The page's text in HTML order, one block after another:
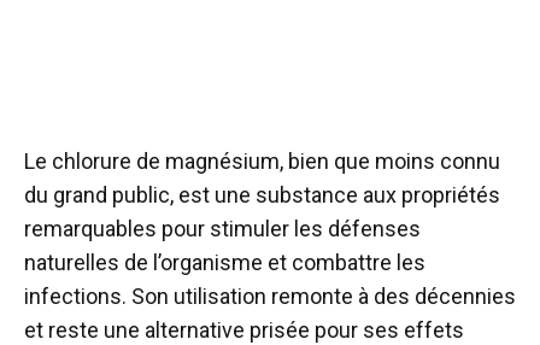
Le chlorure de magnésium, bien que moins connu
du grand public, est une substance aux propriétés
remarquables pour stimuler les défenses
naturelles de l’organisme et combattre les
infections. Son utilisation remonte à des décennies
et reste une alternative prisée pour ses effets